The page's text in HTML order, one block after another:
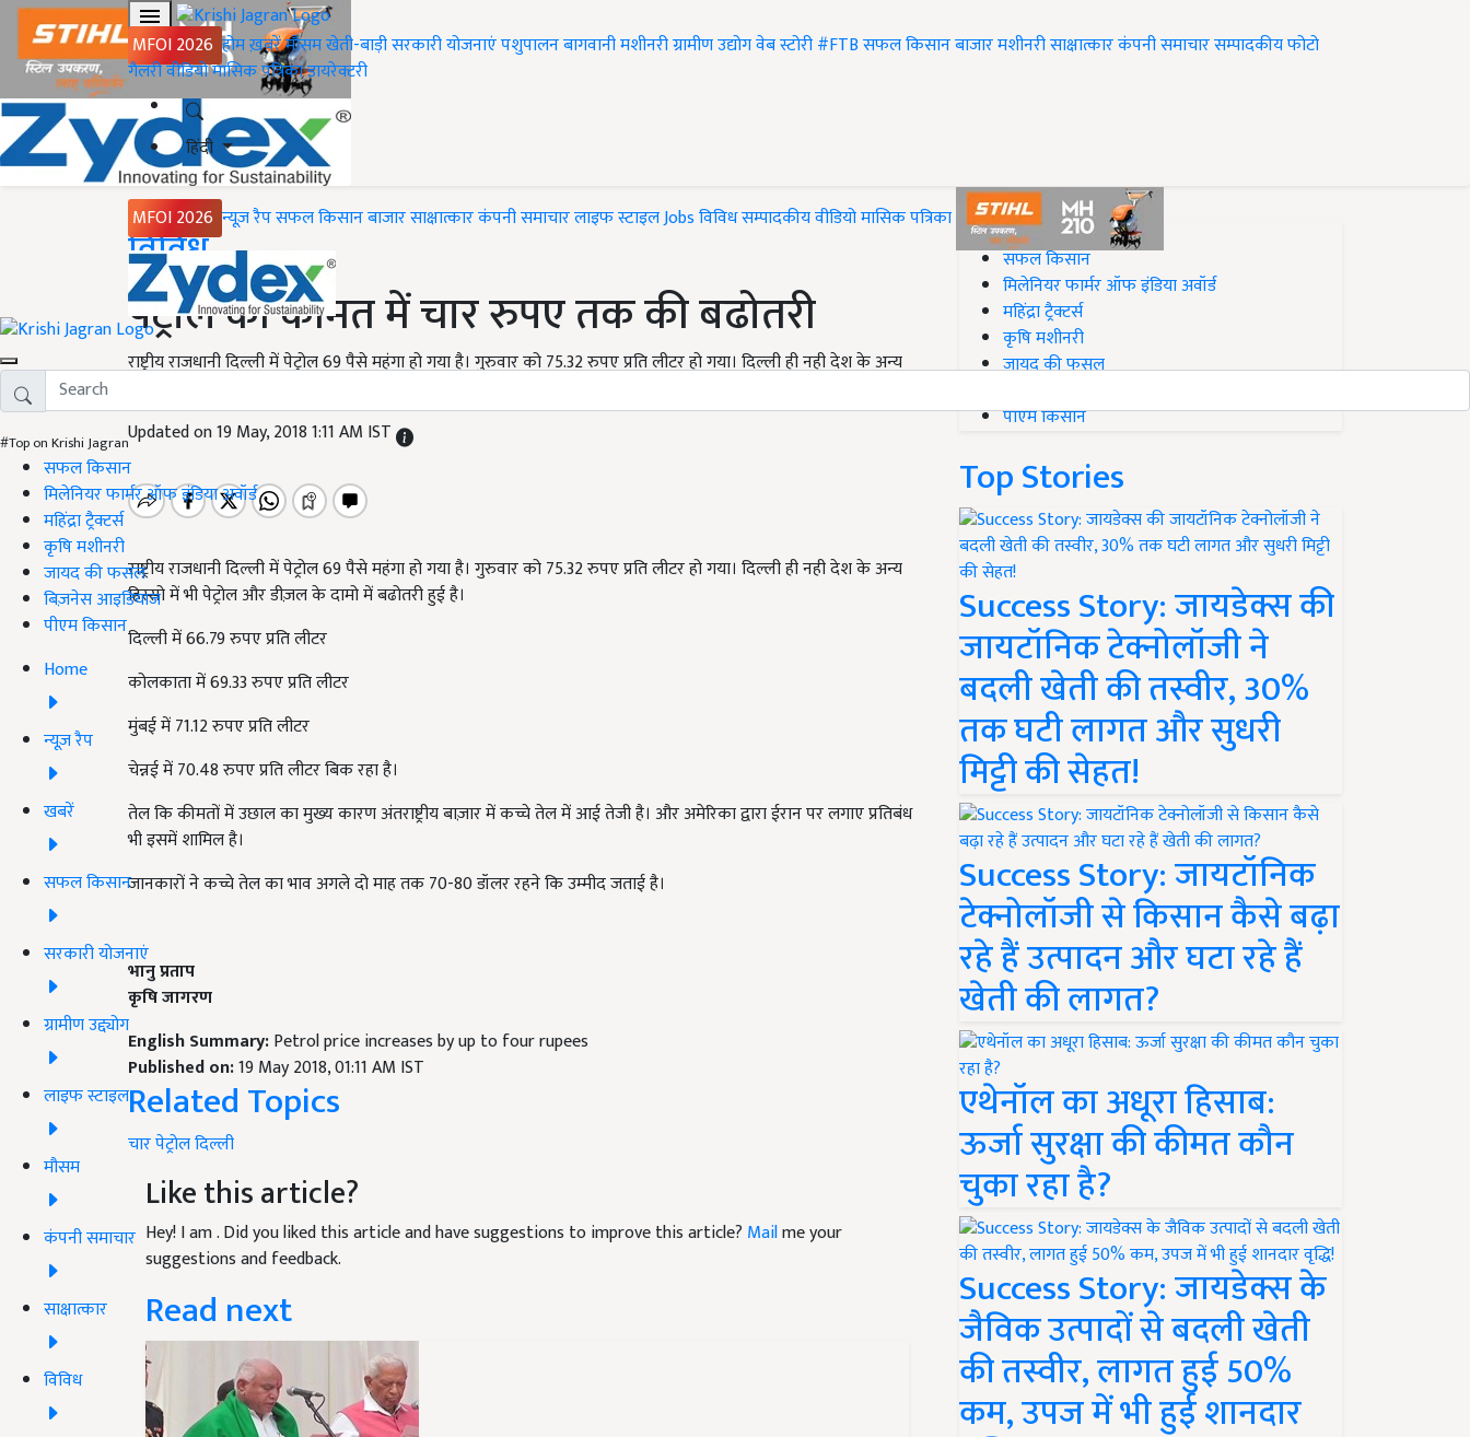
MFOI 2026 होमख़बरेंमौसमखेती-बाड़ीसरकारी योजनाएंपशुपालनबागवानीमशीनरीग्रामीण उद्योगवेब स्टोरी#FTBसफल किसानबाजारमशीनरीसाक्षात्कारकंपनी समाचारसम्पादकीयफोटो
गैलरीवीडियोमासिक पत्रिकाडायरेक्टरी
हिंदी
MFOI 2026 न्यूज़ रैपसफल किसानबाजारसाक्षात्कारकंपनी समाचारलाइफ स्टाइलJobsविविधसम्पादकीयवीडियोमासिक पत्रिका
#Top on Krishi Jagran
सफल किसान
मिलेनियर फार्मर ऑफ इंडिया अवॉर्ड
महिंद्रा ट्रैक्टर्स
कृषि मशीनरी
जायद की फसल
बिज़नेस आइडियाज
पीएम किसान
Home
न्यूज़ रैप
खबरें
सफल किसान
सरकारी योजनाएं
ग्रामीण उद्द्योग
लाइफ स्टाइल
मौसम
कंपनी समाचार
साक्षात्कार
विविध
Home
विविध
पेट्रोल की कीमत में चार रुपए तक की बढोतरी
राष्ट्रीय राजधानी दिल्ली में पेट्रोल 69 पैसे महंगा हो गया है। गुरुवार को 75.32 रुपए प्रति लीटर हो गया। दिल्ली ही नही देश के अन्य
Updated on 19 May, 2018 1:11 AM IST
राष्ट्रीय राजधानी दिल्ली में पेट्रोल 69 पैसे महंगा हो गया है। गुरुवार को 75.32 रुपए प्रति लीटर हो गया। दिल्ली ही नही देश के अन्य
हिस्सो में भी पेट्रोल और डीज़ल के दामो में बढोतरी हुई है।
दिल्ली में 66.79 रुपए प्रति लीटर
कोलकाता में 69.33 रुपए प्रति लीटर
मुंबई में 71.12 रुपए प्रति लीटर
चेन्नई में 70.48 रुपए प्रति लीटर बिक रहा है।
तेल कि कीमतों में उछाल का मुख्य कारण अंतराष्ट्रीय बाज़ार में कच्चे तेल में आई तेजी है। और अमेरिका द्वारा ईरान पर लगाए प्रतिबंध
भी इसमें शामिल है।
जानकारों ने कच्चे तेल का भाव अगले दो माह तक 70-80 डॉलर रहने कि उम्मीद जताई है।
भानु प्रताप
कृषि जागरण
English Summary:Petrol price increases by up to four rupees
Published on:19 May 2018, 01:11 AM IST
Related Topics
चारपेट्रोलदिल्ली
Like this article?
Hey! I am. Did you liked this article and have suggestions to improve this article? Mailme your
suggestions and feedback.
Read next
#Top on Krishi Jagran
सफल किसान
मिलेनियर फार्मर ऑफ इंडिया अवॉर्ड
महिंद्रा ट्रैक्टर्स
कृषि मशीनरी
जायद की फसल
पीएम किसान
Top Stories
Success Story: जायडेक्स की
जायटॉनिक टेक्नोलॉजी ने
बदली खेती की तस्वीर, 30%
तक घटी लागत और सुधरी
मिट्टी की सेहत!
Success Story: जायटॉनिक
टेक्नोलॉजी से किसान कैसे बढ़ा
रहे हैं उत्पादन और घटा रहे हैं
खेती की लागत?
एथेनॉल का अधूरा हिसाब:
ऊर्जा सुरक्षा की कीमत कौन
चुका रहा है?
Success Story: जायडेक्स के
जैविक उत्पादों से बदली खेती
की तस्वीर, लागत हुई 50%
कम, उपज में भी हुई शानदार